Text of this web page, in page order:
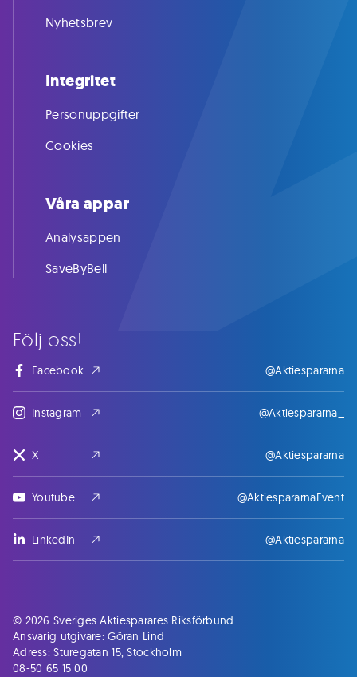
Följ oss!
Facebook @Aktiespararna
Instagram @Aktiespararna_
X @Aktiespararna
Youtube @AktiespararnaEvent
LinkedIn @Aktiespararna
Nyhetsbrev
Integritet
Personuppgifter
Cookies
Våra appar
Analysappen
SaveByBell
© 2026 Sveriges Aktiesparares Riksförbund
Ansvarig utgivare: Göran Lind
Adress: Sturegatan 15, Stockholm
08-50 65 15 00